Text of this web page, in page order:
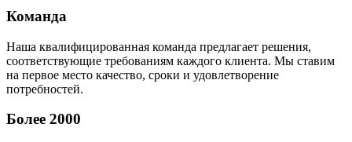
Команда
Наша квалифицированная команда предлагает решения,
соответствующие требованиям каждого клиента. Мы ставим
на первое место качество, сроки и удовлетворение
потребностей.
Более 2000